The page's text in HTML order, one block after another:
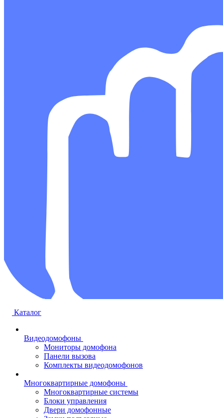
Каталог
Видеодомофоны
Мониторы домофона
Панели вызова
Комплекты видеодомофонов
Многоквартирные домофоны
Многоквартирные системы
Блоки управления
Двери домофонные